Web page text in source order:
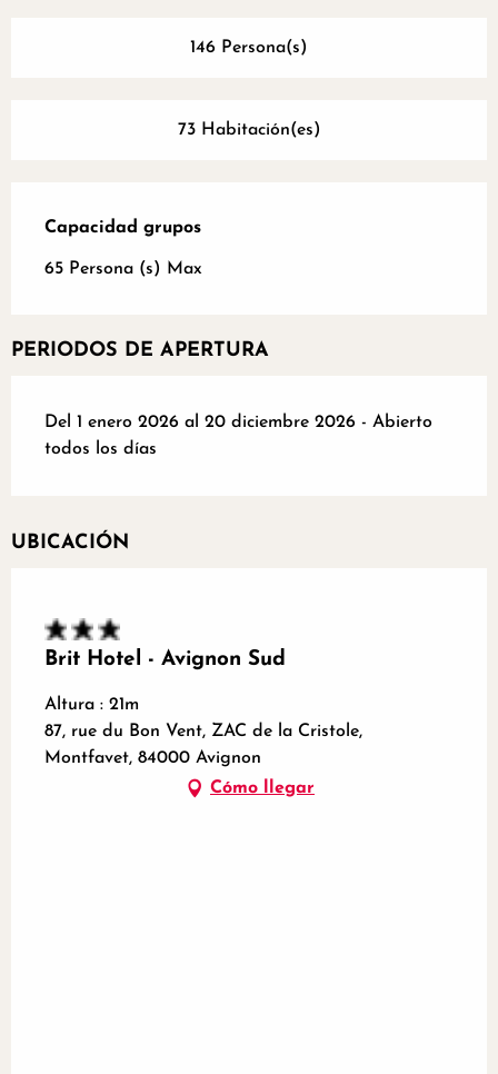
146 Persona(s)
73 Habitación(es)
Capacidad grupos
Capacidad grupos
65 Persona (s) Max
PERIODOS DE APERTURA
Del 1 enero 2026 al 20 diciembre 2026 - Abierto
todos los días
UBICACIÓN
Brit Hotel - Avignon Sud
Altura : 21m
87, rue du Bon Vent, ZAC de la Cristole,
Montfavet, 84000 Avignon
Cómo llegar